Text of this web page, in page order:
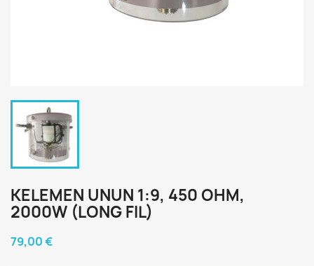
KELEMEN UNUN 1:9, 450 OHM,
2000W (LONG FIL)
79,00 €